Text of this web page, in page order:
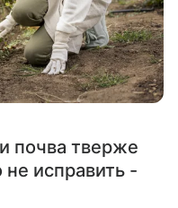
почва тверже
исправить -